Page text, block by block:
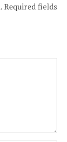
Required fields